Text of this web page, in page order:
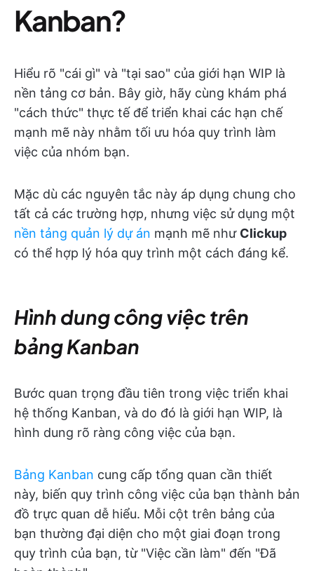
Kanban?
Hiểu rõ "cái gì" và "tại sao" của giới hạn WIP là
nền tảng cơ bản. Bây giờ, hãy cùng khám phá
"cách thức" thực tế để triển khai các hạn chế
mạnh mẽ này nhằm tối ưu hóa quy trình làm
việc của nhóm bạn.
Mặc dù các nguyên tắc này áp dụng chung cho
tất cả các trường hợp, nhưng việc sử dụng một
nền tảng quản lý dự án mạnh mẽ như Clickup
có thể hợp lý hóa quy trình một cách đáng kể.
Hình dung công việc trên
bảng Kanban
Bước quan trọng đầu tiên trong việc triển khai
hệ thống Kanban, và do đó là giới hạn WIP, là
hình dung rõ ràng công việc của bạn.
Bảng Kanban cung cấp tổng quan cần thiết
này, biến quy trình công việc của bạn thành bản
đồ trực quan dễ hiểu. Mỗi cột trên bảng của
bạn thường đại diện cho một giai đoạn trong
quy trình của bạn, từ "Việc cần làm" đến "Đã